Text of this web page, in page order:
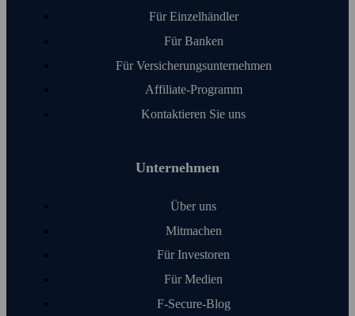
Für Einzelhändler
Für Banken
Für Versicherungs­unter­nehmen
Affiliate-Programm
Kontaktieren Sie uns
Unter­nehmen
Über uns
Mitmachen
Für Investoren
Für Medien
F‑Secure-Blog